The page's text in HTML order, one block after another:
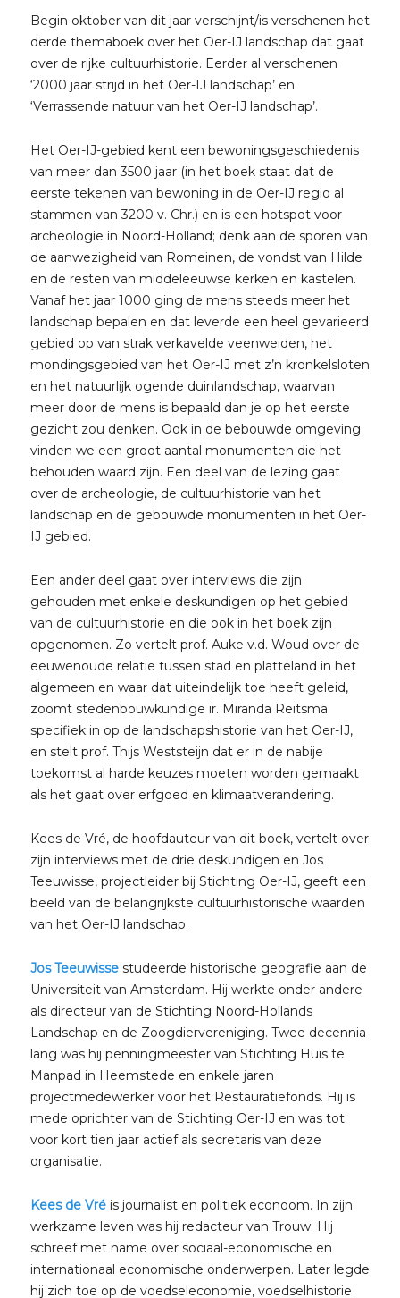
Begin oktober van dit jaar verschijnt/is verschenen het
derde themaboek over het Oer-IJ landschap dat gaat
over de rijke cultuurhistorie. Eerder al verschenen
‘2000 jaar strijd in het Oer-IJ landschap’ en
‘Verrassende natuur van het Oer-IJ landschap’.
Het Oer-IJ-gebied kent een bewoningsgeschiedenis
van meer dan 3500 jaar (in het boek staat dat de
eerste tekenen van bewoning in de Oer-IJ regio al
stammen van 3200 v. Chr.) en is een hotspot voor
archeologie in Noord-Holland; denk aan de sporen van
de aanwezigheid van Romeinen, de vondst van Hilde
en de resten van middeleeuwse kerken en kastelen.
Vanaf het jaar 1000 ging de mens steeds meer het
landschap bepalen en dat leverde een heel gevarieerd
gebied op van strak verkavelde veenweiden, het
mondingsgebied van het Oer-IJ met z’n kronkelsloten
en het natuurlijk ogende duinlandschap, waarvan
meer door de mens is bepaald dan je op het eerste
gezicht zou denken. Ook in de bebouwde omgeving
vinden we een groot aantal monumenten die het
behouden waard zijn. Een deel van de lezing gaat
over de archeologie, de cultuurhistorie van het
landschap en de gebouwde monumenten in het Oer-
IJ gebied.
Een ander deel gaat over interviews die zijn
gehouden met enkele deskundigen op het gebied
van de cultuurhistorie en die ook in het boek zijn
opgenomen. Zo vertelt prof. Auke v.d. Woud over de
eeuwenoude relatie tussen stad en platteland in het
algemeen en waar dat uiteindelijk toe heeft geleid,
zoomt stedenbouwkundige ir. Miranda Reitsma
specifiek in op de landschapshistorie van het Oer-IJ,
en stelt prof. Thijs Weststeijn dat er in de nabije
toekomst al harde keuzes moeten worden gemaakt
als het gaat over erfgoed en klimaatverandering.
Kees de Vré, de hoofdauteur van dit boek, vertelt over
zijn interviews met de drie deskundigen en Jos
Teeuwisse, projectleider bij Stichting Oer-IJ, geeft een
beeld van de belangrijkste cultuurhistorische waarden
van het Oer-IJ landschap.
Jos Teeuwissestudeerde historische geografie aan de
Universiteit van Amsterdam. Hij werkte onder andere
als directeur van de Stichting Noord-Hollands
Landschap en de Zoogdiervereniging. Twee decennia
lang was hij penningmeester van Stichting Huis te
Manpad in Heemstede en enkele jaren
projectmedewerker voor het Restauratiefonds. Hij is
mede oprichter van de Stichting Oer-IJ en was tot
voor kort tien jaar actief als secretaris van deze
organisatie.
Kees de Vréis journalist en politiek econoom. In zijn
werkzame leven was hij redacteur van Trouw. Hij
schreef met name over sociaal-economische en
internationaal economische onderwerpen. Later legde
hij zich toe op de voedseleconomie, voedselhistorie